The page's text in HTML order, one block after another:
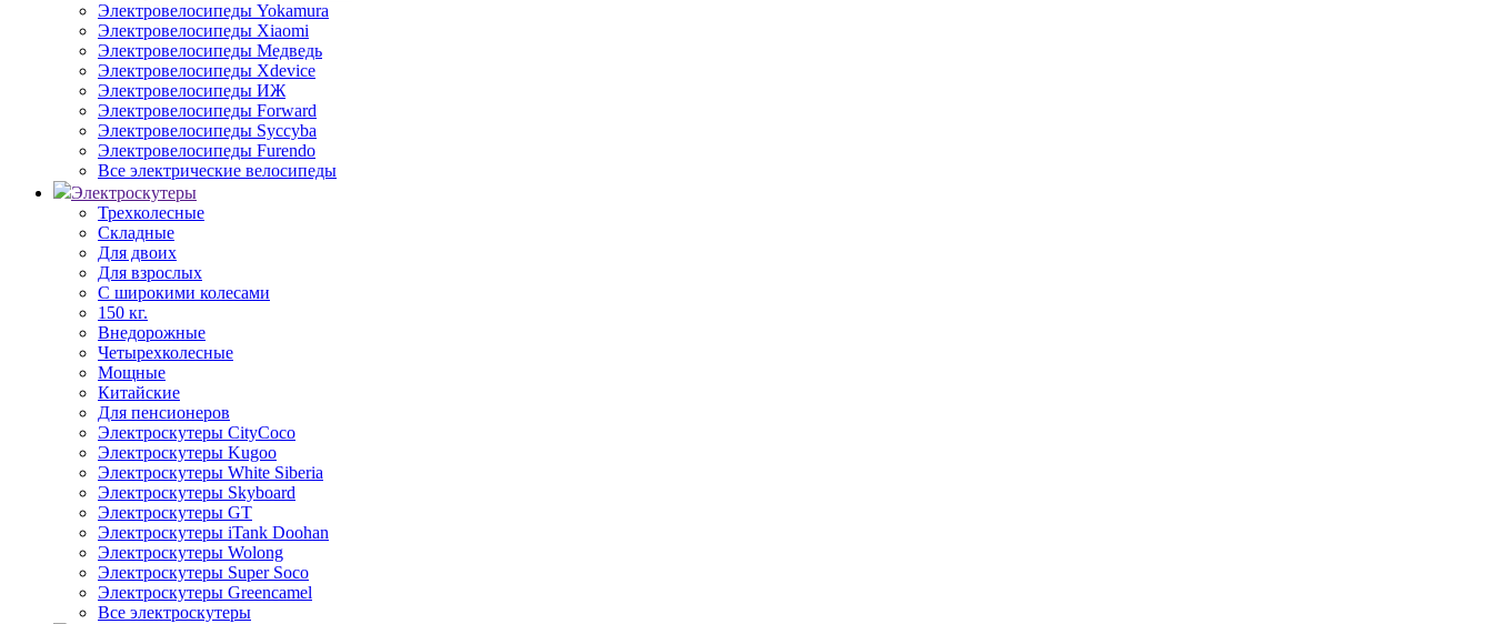
Электровелосипеды Yokamura
Электровелосипеды Xiaomi
Электровелосипеды Медведь
Электровелосипеды Xdevice
Электровелосипеды ИЖ
Электровелосипеды Forward
Электровелосипеды Syccyba
Электровелосипеды Furendo
Все электрические велосипеды
Электроскутеры
Трехколесные
Складные
Для двоих
Для взрослых
С широкими колесами
150 кг.
Внедорожные
Четырехколесные
Мощные
Китайские
Для пенсионеров
Электроскутеры CityCoco
Электроскутеры Kugoo
Электроскутеры White Siberia
Электроскутеры Skyboard
Электроскутеры GT
Электроскутеры iTank Doohan
Электроскутеры Wolong
Электроскутеры Super Soco
Электроскутеры Greencamel
Все электроскутеры